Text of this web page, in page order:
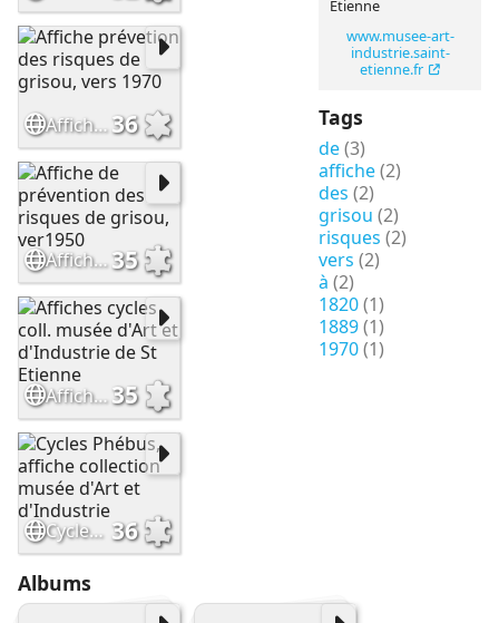
Etienne
www.musee-art-
industrie.saint-
etienne.fr
Tags
de(3)
affiche(2)
des (2)
grisou (2)
risques (2)
vers (2)
à (2)
1820(1)
1889(1)
1970(1)
Affiche prévetion des risques de grisou, vers 197036
Affiche de prévention des risques de grisou, ver195035
Affiches cycles coll. musée d'Art et d'Industrie de St Etienne35
Cycles Phébus, affiche collection musée d'Art et d'Industrie 36
Albums